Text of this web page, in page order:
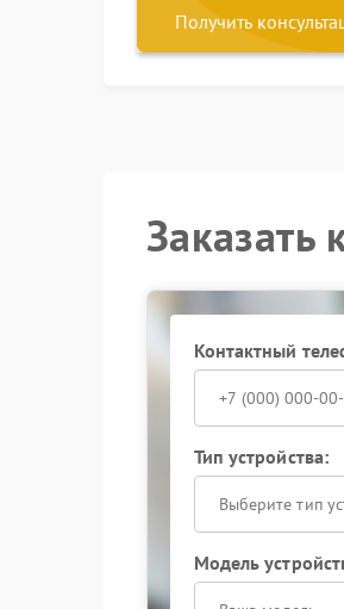
Получить
Заказать
Контактный
Тип устройства:
Выберите тип
Модель